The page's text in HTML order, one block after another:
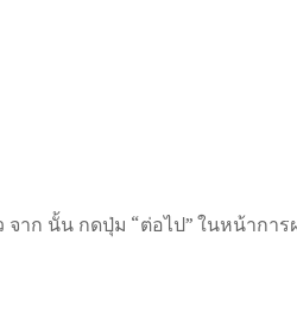
าก นั้น กดปุ่ม “ต่อไป” ในหน้าการ